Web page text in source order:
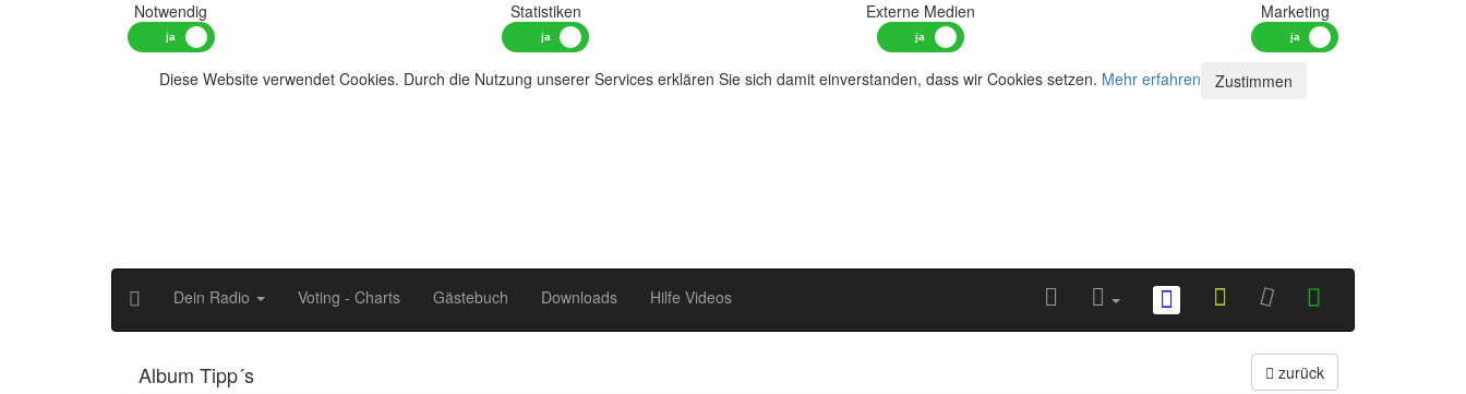
Notwendig Statistiken Externe Medien Marketing
Diese Website verwendet Cookies. Durch die Nutzung unserer Services erklären Sie sich damit einverstanden, dass wir Cookies setzen. Mehr erfahren Zustimmen
Dein Radio Voting - Charts Gästebuch Downloads Hilfe Videos
Album Tipp´s zurück